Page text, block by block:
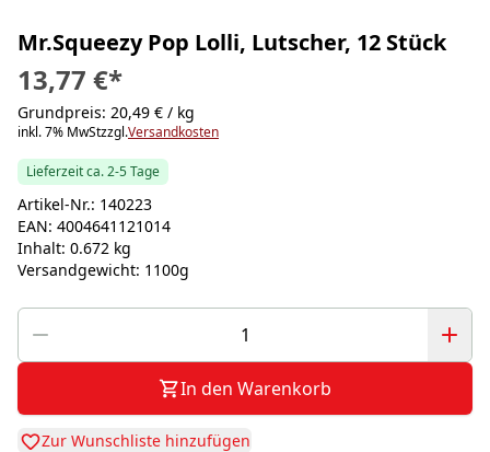
Mr.Squeezy Pop Lolli, Lutscher, 12 Stück
13,77 €*
Grundpreis: 20,49 € / kg
inkl. 7% MwStzzgl.Versandkosten
Lieferzeit ca. 2-5 Tage
Artikel-Nr.: 140223
EAN: 4004641121014
Inhalt: 0.672 kg
Versandgewicht: 1100g
In den Warenkorb
Zur Wunschliste hinzufügen